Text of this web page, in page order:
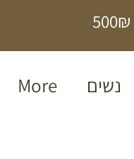
נשים More